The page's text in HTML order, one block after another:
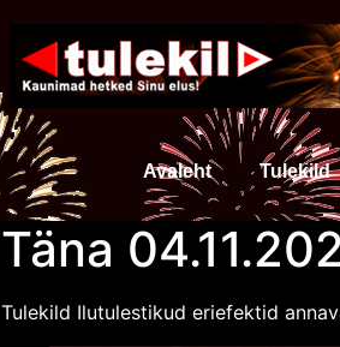
Avaleht Tulekild
Täna
Tulekild Ilutulestikud eriefektid